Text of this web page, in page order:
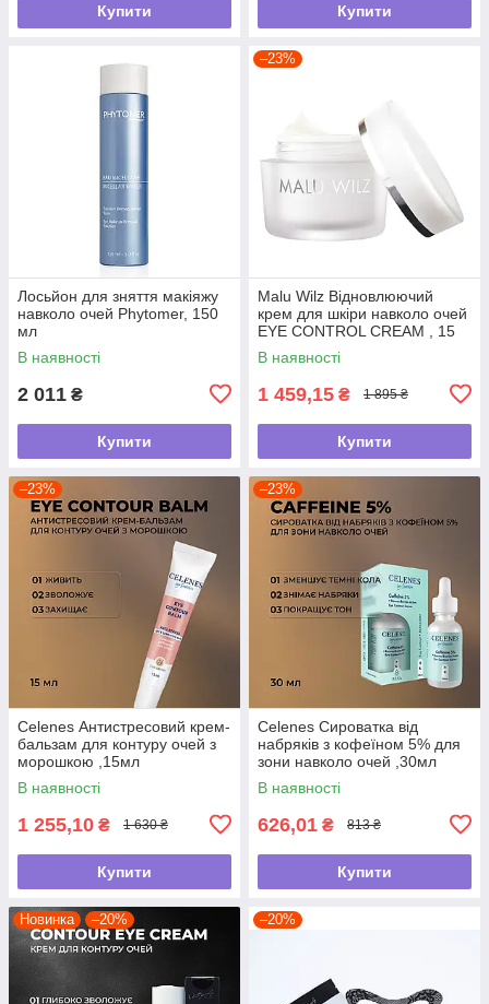
Купити Купити
Лосьйон для зняття макіяжу
навколо очей Phytomer, 150
мл
В наявності
2 011 ₴
Купити
–23%
Malu Wilz Відновлюючий
крем для шкіри навколо очей
EYE CONTROL CREAM , 15
мл
В наявності
1 459,15 ₴ 1 895 ₴
Купити
–23%
Celenes Антистресовий крем-
бальзам для контуру очей з
морошкою ,15мл
В наявності
1 255,10 ₴ 1 630 ₴
Купити
–23%
Celenes Сироватка від
набряків з кофеїном 5% для
зони навколо очей ,30мл
В наявності
626,01 ₴ 813 ₴
Купити
Новинка –20% –20%